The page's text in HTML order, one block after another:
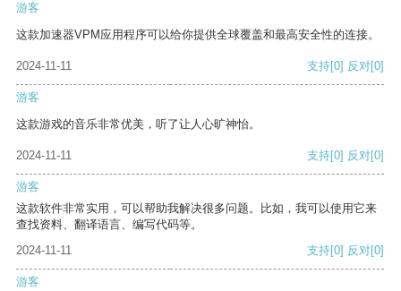
游客
这款加速器VPM应用程序可以给你提供全球覆盖和最高安全性的连接。
2024-11-11 支持[0] 反对[0]
游客
这款游戏的音乐非常优美，听了让人心旷神怡。
2024-11-11 支持[0] 反对[0]
游客
这款软件非常实用，可以帮助我解决很多问题。比如，我可以使用它来
查找资料、翻译语言、编写代码等。
2024-11-11
支持[0] 反对[0]
游客